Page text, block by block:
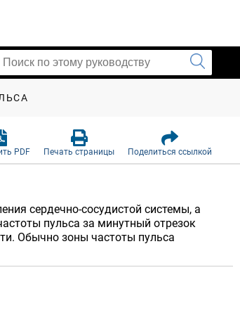
PDF Печать страницы Поделиться ссылкой
сердечно-сосудистой системы, а
пульса за минутный отрезок
Обычно зоны частоты пульса